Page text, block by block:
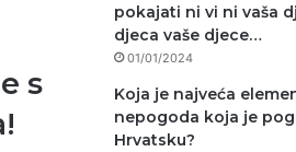
s
pokajati ni vi ni vaša
djeca vaše djece…
01/01/2024
Koja je najveća
nepogoda koja je
Hrvatsku?